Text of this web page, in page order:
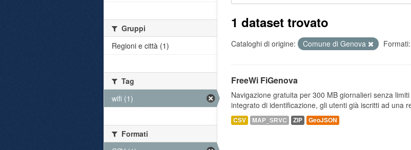
1 dataset trovato
Cataloghi di origine: Comune di Genova Formati:
FreeWi FiGenova
Navigazione gratuita per 300 MB giornalieri senza
integrato di identificazione, gli utenti già iscritti ad una
CSV MAP_SRVC ZIP GeoJSON
Gruppi
Regioni e città (1)
Tag
wifi (1)
Formati